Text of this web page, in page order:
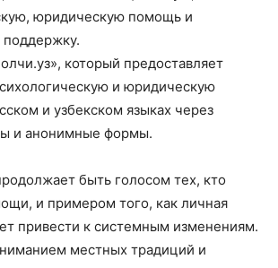
юридическую помощь и
который предоставляет
и юридическую
и узбекском языках через
и анонимные формы.
быть голосом тех, кто
и примером того, как личная
привести к системным изменениям.
местных традиций и